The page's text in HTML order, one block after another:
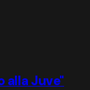
alla Juve"